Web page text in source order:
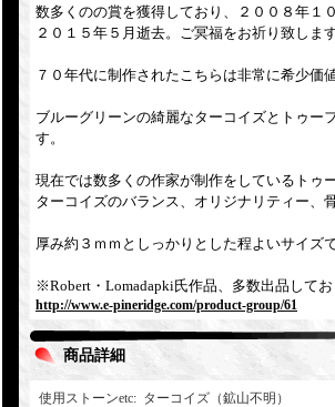
数多くのの賞を獲得しており、２００８年１
２０１５年５月逝去。ご冥福をお祈り致します
７０年代に制作されたこちらは非常に希少価
ブルーグリーンの綺麗なターコイズとトゥー
す。
現在では数多くの作家が制作をしているトゥ
ターコイズのバランス、オリジナリティー、
厚み約３ｍｍとしっかりとした程よいサイズ
※Robert・Lomadapki氏作品、多数出品して
http://www.e-pineridge.com/product-group/61
商品詳細
使用ストーンetc: ターコイズ（鉱山不明）